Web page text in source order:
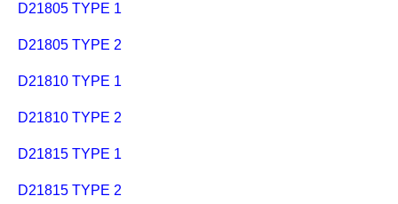
D21805 TYPE 1
D21805 TYPE 2
D21810 TYPE 1
D21810 TYPE 2
D21815 TYPE 1
D21815 TYPE 2